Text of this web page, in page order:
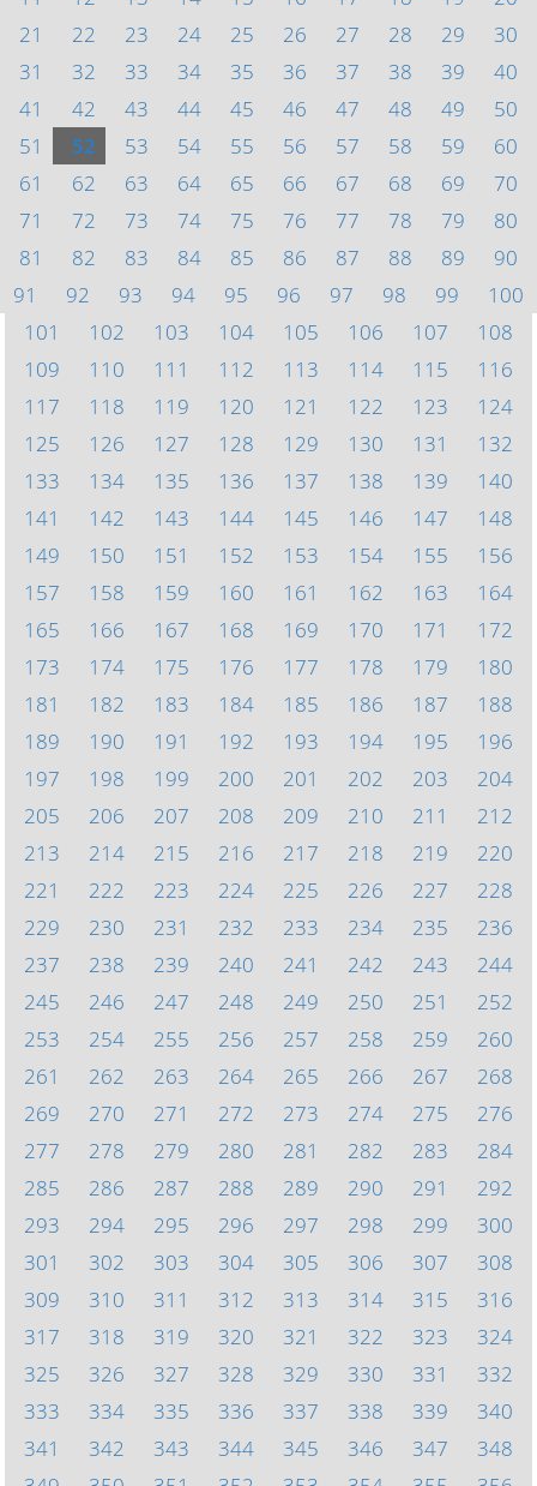
21
22 23 24 25 26 27 28 29
30
31
32 33 34 35 36 37 38 39
40
41
42 43 44 45 46 47 48 49
50
51
52 53 54 55 56 57 58 59
60
61
62 63 64 65 66 67 68 69
70
71
72 73 74 75 76 77 78 79
80
81
82 83 84 85 86 87 88 89
90
91
92 93 94 95 96 97 98 99
100
101
102 103 104 105 106 107
108
109
110 111 112 113 114 115
116
117
118 119 120 121 122 123
124
125
126 127 128 129 130 131
132
133
134 135 136 137 138 139
140
141
142 143 144 145 146 147
148
149
150 151 152 153 154 155
156
157
158 159 160 161 162 163
164
165
166 167 168 169 170 171
172
173
174 175 176 177 178 179
180
181
182 183 184 185 186 187
188
189
190 191 192 193 194 195
196
197
198 199 200 201 202 203
204
205
206 207 208 209 210 211
212
213
214 215 216 217 218 219
220
221
222 223 224 225 226 227
228
229
230 231 232 233 234 235
236
237
238 239 240 241 242 243
244
245
246 247 248 249 250 251
252
253
254 255 256 257 258 259
260
261
262 263 264 265 266 267
268
269
270 271 272 273 274 275
276
277
278 279 280 281 282 283
284
285
286 287 288 289 290 291
292
293
294 295 296 297 298 299
300
301
302 303 304 305 306 307
308
309
310 311 312 313 314 315
316
317
318 319 320 321 322 323
324
325
326 327 328 329 330 331
332
333
334 335 336 337 338 339
340
341
342 343 344 345 346 347
348